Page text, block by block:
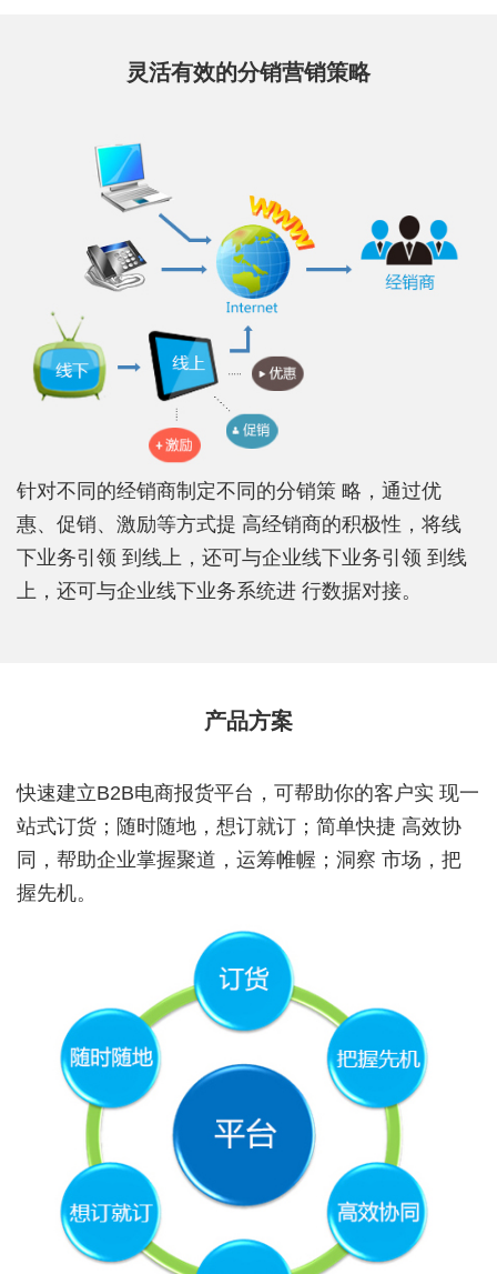
灵活有效的分销营销策略
针对不同的经销商制定不同的分销策 略，通过优
惠、促销、激励等方式提 高经销商的积极性，将线
下业务引领 到线上，还可与企业线下业务引领 到线
上，还可与企业线下业务系统进 行数据对接。
产品方案
快速建立B2B电商报货平台，可帮助你的客户实 现一
站式订货；随时随地，想订就订；简单快捷 高效协
同，帮助企业掌握聚道，运筹帷幄；洞察 市场，把
握先机。